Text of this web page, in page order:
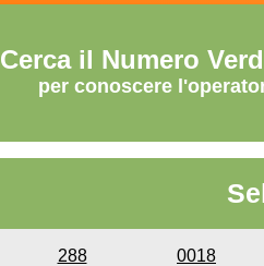
Cerca il Numero
per conoscere
288 0018